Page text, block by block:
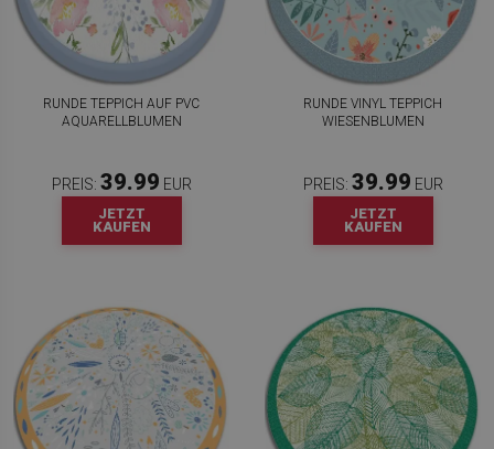
RUNDE TEPPICH AUF PVC
AQUARELLBLUMEN
PREIS: 39.99 EUR
JETZT
KAUFEN
RUNDE VINYL TEPPICH
WIESENBLUMEN
PREIS: 39.99 EUR
JETZT
KAUFEN